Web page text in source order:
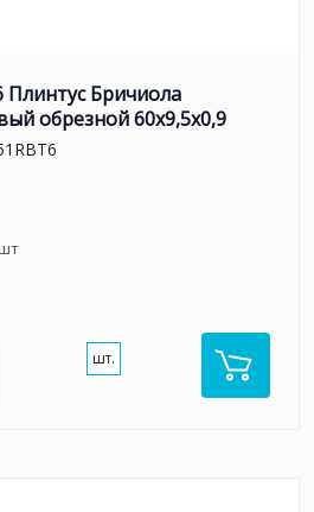
Плинтус Бричиола
обрезной 60x9,5x0,9
шт.